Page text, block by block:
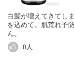
白髪が増えてきてし
を込めて。肌荒れ予
ん。
0人